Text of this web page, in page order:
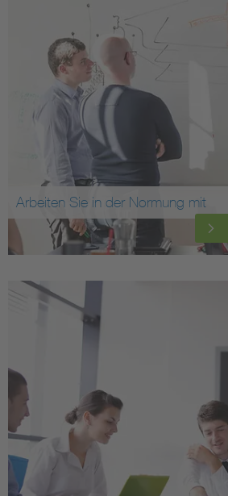
Arbeiten Sie in der Normung mit